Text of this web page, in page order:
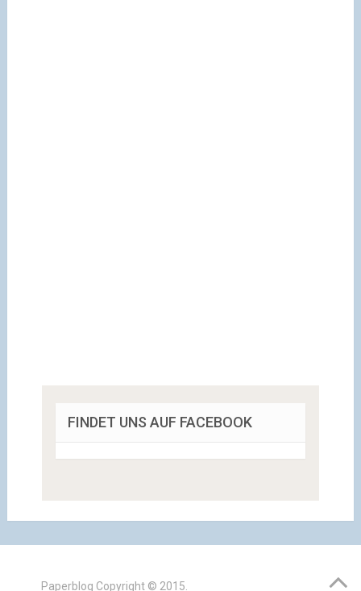
FINDET UNS AUF FACEBOOK
Paperblog Copyright © 2015.